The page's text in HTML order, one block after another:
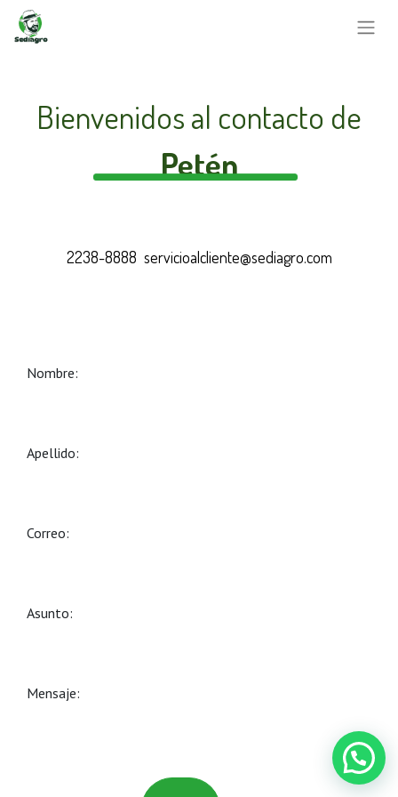
Bienvenidos al contacto de
Petén
2238-8888 servicioalcliente@sediagro.com
Nombre:
Apellido:
Correo:
Asunto:
Mensaje: